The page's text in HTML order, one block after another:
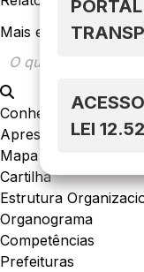
LEI
Mais em acesso à
Conheça a Lei
Apresentação da Lei
Mapa da Lei
Cartilha
Estrutura
Organograma
Competências
Prefeituras